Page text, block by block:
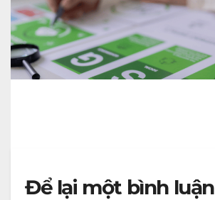
Để lại một bình luận